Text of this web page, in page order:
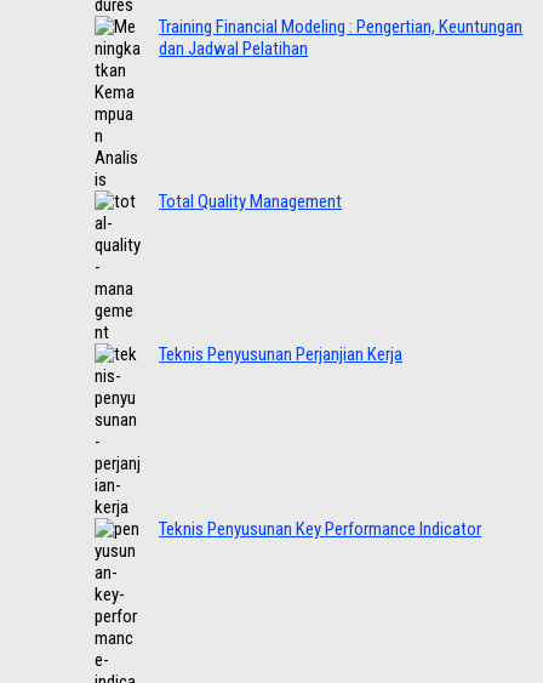
Training Financial Modeling : Pengertian, Keuntungan
dan Jadwal Pelatihan
Total Quality Management
Teknis Penyusunan Perjanjian Kerja
Teknis Penyusunan Key Performance Indicator